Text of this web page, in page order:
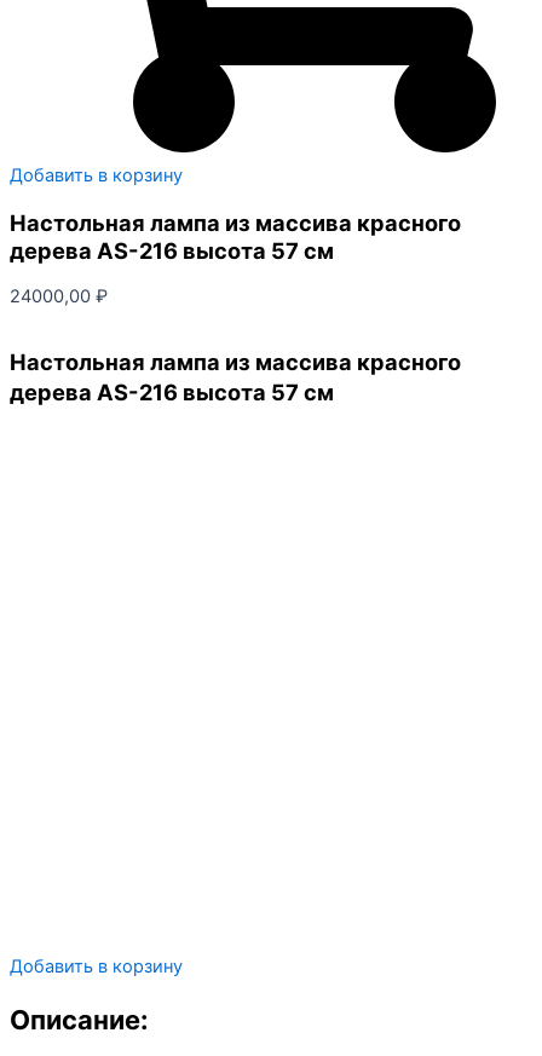
Добавить в корзину
Настольная лампа из массива красного
дерева AS-216 высота 57 см
24000,00 ₽
Настольная лампа из массива красного
дерева AS-216 высота 57 см
Добавить в корзину
Описание: